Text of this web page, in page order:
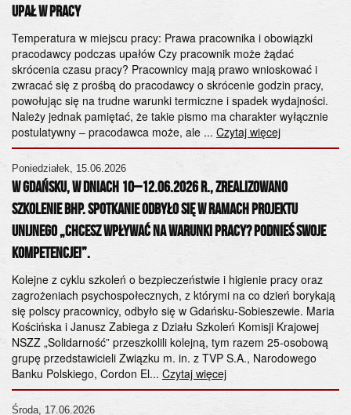
UPAŁ W PRACY
Temperatura w miejscu pracy: Prawa pracownika i obowiązki
pracodawcy podczas upałów Czy pracownik może żądać
skrócenia czasu pracy? Pracownicy mają prawo wnioskować i
zwracać się z prośbą do pracodawcy o skrócenie godzin pracy,
powołując się na trudne warunki termiczne i spadek wydajności.
Należy jednak pamiętać, że takie pismo ma charakter wyłącznie
postulatywny – pracodawca może, ale ... Czytaj więcej
Poniedziałek, 15.06.2026
W Gdańsku, w dniach 10–12.06.2026 r., zrealizowano
szkolenie BHP. Spotkanie odbyło się w ramach projektu
unijnego „Chcesz wpływać na warunki pracy? Podnieś swoje
kompetencje!”.
Kolejne z cyklu szkoleń o bezpieczeństwie i higienie pracy oraz
zagrożeniach psychospołecznych, z którymi na co dzień borykają
się polscy pracownicy, odbyło się w Gdańsku-Sobieszewie. Maria
Kościńska i Janusz Zabiega z Działu Szkoleń Komisji Krajowej
NSZZ „Solidarność” przeszkolili kolejną, tym razem 25-osobową
grupę przedstawicieli Związku m. in. z TVP S.A., Narodowego
Banku Polskiego, Cordon El... Czytaj więcej
Środa, 17.06.2026